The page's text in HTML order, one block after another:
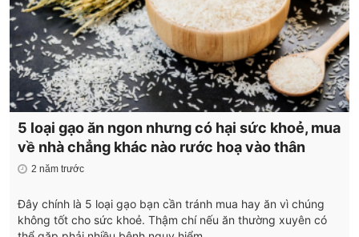
5 loại gạo ăn ngon nhưng có hại sức khoẻ, mua
về nhà chẳng khác nào rước hoạ vào thân
2 năm trước
Đây chính là 5 loại gạo bạn cần tránh mua hay ăn vì chúng
không tốt cho sức khoẻ. Thậm chí nếu ăn thường xuyên có